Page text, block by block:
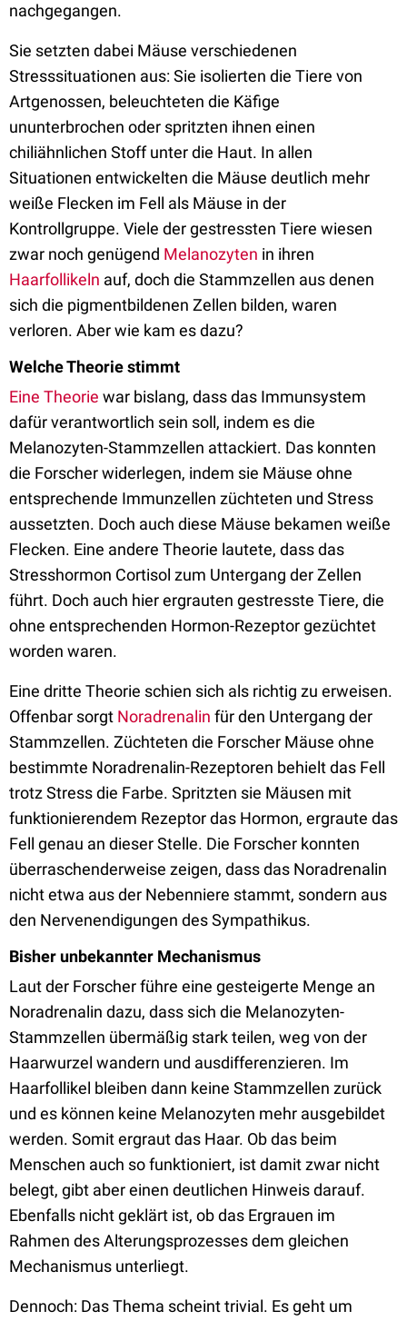
nachgegangen.
Sie setzten dabei Mäuse verschiedenen
Stresssituationen aus: Sie isolierten die Tiere von
Artgenossen, beleuchteten die Käfige
ununterbrochen oder spritzten ihnen einen
chiliähnlichen Stoff unter die Haut. In allen
Situationen entwickelten die Mäuse deutlich mehr
weiße Flecken im Fell als Mäuse in der
Kontrollgruppe. Viele der gestressten Tiere wiesen
zwar noch genügend Melanozyten in ihren
Haarfollikeln auf, doch die Stammzellen aus denen
sich die pigmentbildenen Zellen bilden, waren
verloren. Aber wie kam es dazu?
Welche Theorie stimmt
Eine Theorie war bislang, dass das Immunsystem
dafür verantwortlich sein soll, indem es die
Melanozyten-Stammzellen attackiert. Das konnten
die Forscher widerlegen, indem sie Mäuse ohne
entsprechende Immunzellen züchteten und Stress
aussetzten. Doch auch diese Mäuse bekamen weiße
Flecken. Eine andere Theorie lautete, dass das
Stresshormon Cortisol zum Untergang der Zellen
führt. Doch auch hier ergrauten gestresste Tiere, die
ohne entsprechenden Hormon-Rezeptor gezüchtet
worden waren.
Eine dritte Theorie schien sich als richtig zu erweisen.
Offenbar sorgt Noradrenalin für den Untergang der
Stammzellen. Züchteten die Forscher Mäuse ohne
bestimmte Noradrenalin-Rezeptoren behielt das Fell
trotz Stress die Farbe. Spritzten sie Mäusen mit
funktionierendem Rezeptor das Hormon, ergraute das
Fell genau an dieser Stelle. Die Forscher konnten
überraschenderweise zeigen, dass das Noradrenalin
nicht etwa aus der Nebenniere stammt, sondern aus
den Nervenendigungen des Sympathikus.
Bisher unbekannter Mechanismus
Laut der Forscher führe eine gesteigerte Menge an
Noradrenalin dazu, dass sich die Melanozyten-
Stammzellen übermäßig stark teilen, weg von der
Haarwurzel wandern und ausdifferenzieren. Im
Haarfollikel bleiben dann keine Stammzellen zurück
und es können keine Melanozyten mehr ausgebildet
werden. Somit ergraut das Haar. Ob das beim
Menschen auch so funktioniert, ist damit zwar nicht
belegt, gibt aber einen deutlichen Hinweis darauf.
Ebenfalls nicht geklärt ist, ob das Ergrauen im
Rahmen des Alterungsprozesses dem gleichen
Mechanismus unterliegt.
Dennoch: Das Thema scheint trivial. Es geht um